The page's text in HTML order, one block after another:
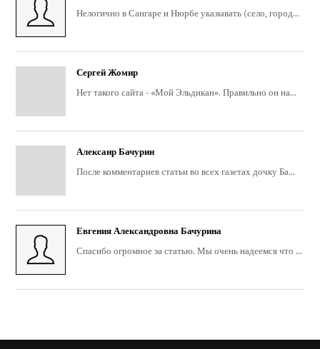
Нелогично в Сангаре и Нюрбе указывать (село, город...
Сергей Жомир
Нет такого сайта - «Мой Эльдикан». Правильно он на...
Алексанр Бачурин
После комментариев статьи во всех газетах дочку Ба...
Евгения Александровна Бачурина
Спасибо огромное за статью. Мы очень надеемся что ...